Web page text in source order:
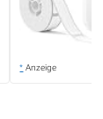
* Anzeige